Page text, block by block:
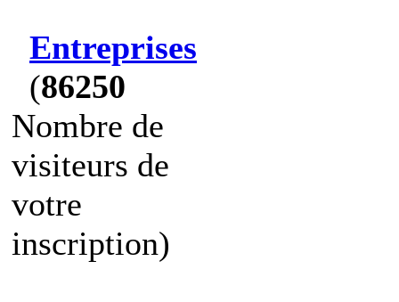
Entreprises
(86250
Nombre de
visiteurs de
votre
inscription)